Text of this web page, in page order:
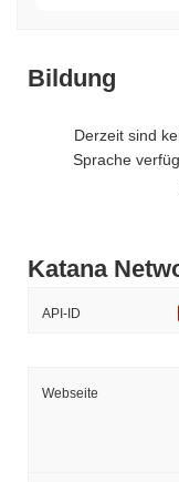
Bildung
Derzeit sind
Sprache
Katana
API-ID
Webseite